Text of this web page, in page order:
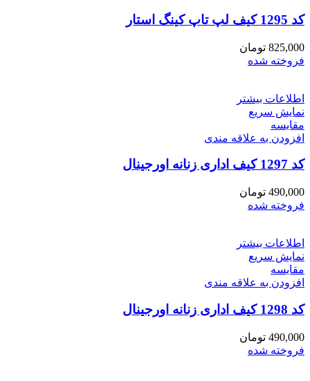
کد 1295 کیف لپ تاپ کینگ استار
825,000 تومان
فروخته شده
اطلاعات بیشتر
نمایش سریع
مقايسه
افزودن به علاقه مندی
کد 1297 کیف اداری زنانه اورجینال
490,000 تومان
فروخته شده
اطلاعات بیشتر
نمایش سریع
مقايسه
افزودن به علاقه مندی
کد 1298 کیف اداری زنانه اورجینال
490,000 تومان
فروخته شده